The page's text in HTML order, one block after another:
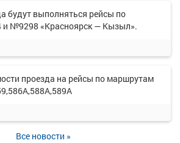
будут выполняться рейсы по
№9298 «Красноярск — Кызыл».
проезда на рейсы по маршрутам
Все новости »